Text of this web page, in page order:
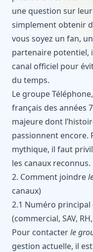
une question sur
simplement obtenir
vous soyez un fan,
partenaire potentiel,
canal officiel pour
du temps.
Le groupe
français des années
majeure dont
passionnent encore.
mythique, il faut
les canaux reconnus.
2. Comment joindre
canaux)
2.1 Numéro
(commercial, SAV,
Pour contacterle
gestion actuelle, il